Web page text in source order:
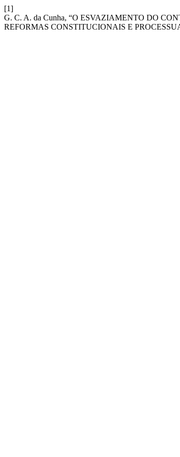
[1]
G. C. A. da Cunha, “O ESVAZIAMENTO DO
REFORMAS CONSTITUCIONAIS E